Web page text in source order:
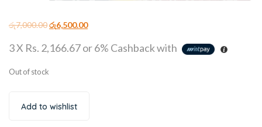
රු7,000.00රු6,500.00
3 X Rs. 2,166.67or6% Cashback with
Out of stock
Add to wishlist